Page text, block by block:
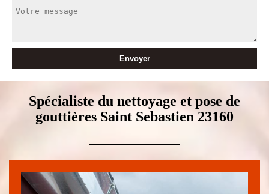
Spécialiste du nettoyage et pose de
gouttières Saint Sebastien 23160